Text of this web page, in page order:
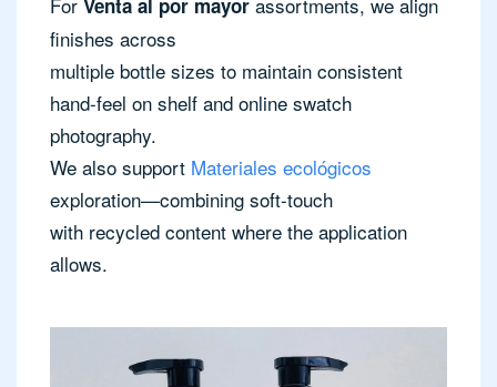
Venta al por mayor
finishes across
multiple bottle sizes to maintain consistent
hand-feel on shelf and online swatch
photography.
We also support Materiales ecológicos
exploration—combining soft-touch
with recycled content where the application
allows.